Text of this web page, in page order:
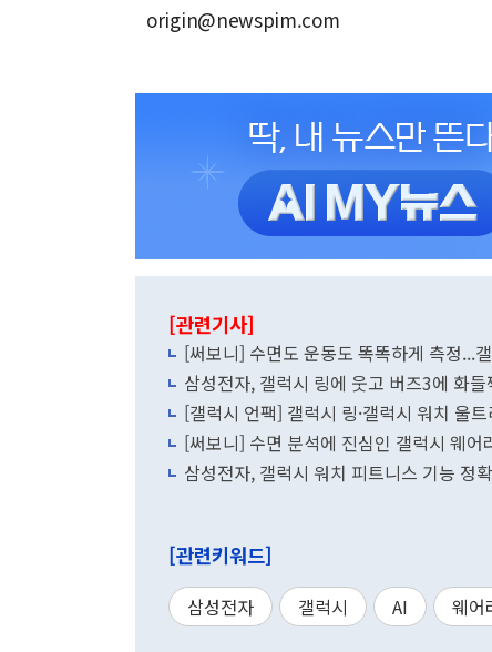
origin@newspim.com
[관련기사]
[써보니] 수면도 운동도 똑똑하게 측정...
삼성전자, 갤럭시 링에 웃고 버즈3에 화들
[갤럭시 언팩] 갤럭시 링·갤럭시 워치 울
[써보니] 수면 분석에 진심인 갤럭시 웨어
삼성전자, 갤럭시 워치 피트니스 기능 정
[관련키워드]
삼성전자 갤럭시 AI 웨어